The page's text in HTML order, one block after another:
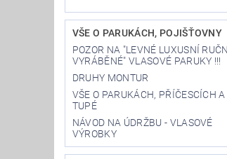
VŠE O PARUKÁCH, POJIŠŤOVNY
POZOR NA "LEVNÉ LUXUSNÍ
VYRÁBĚNÉ" VLASOVÉ PARUKY !!!
DRUHY MONTUR
VŠE O PARUKÁCH, PŘÍČESCÍCH A
TUPÉ
NÁVOD NA ÚDRŽBU - VLASOVÉ
VÝROBKY